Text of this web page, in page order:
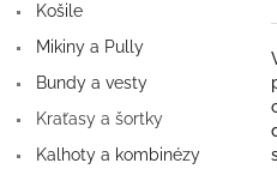
Košile
Mikiny a Pully
Bundy a vesty
Kraťasy a šortky
Kalhoty a kombinézy